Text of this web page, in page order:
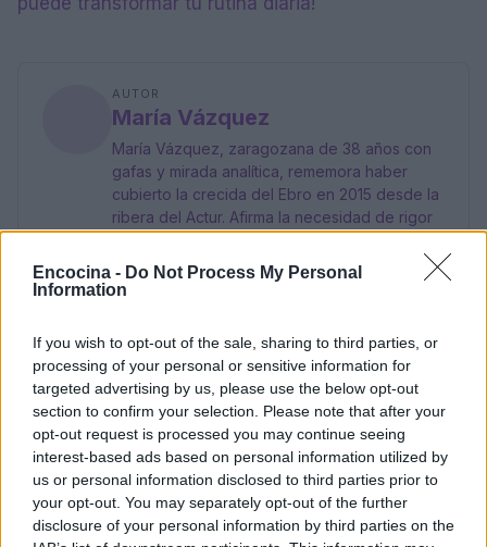
Encocina - Do Not Process My Personal
Information
If you wish to opt-out of the sale, sharing to third parties, or
processing of your personal or sensitive information for
targeted advertising by us, please use the below opt-out
section to confirm your selection. Please note that after your
opt-out request is processed you may continue seeing
interest-based ads based on personal information utilized by
us or personal information disclosed to third parties prior to
your opt-out. You may separately opt-out of the further
disclosure of your personal information by third parties on the
AUTOR
María Vázquez
María Vázquez, zaragozana de 38 años con
gafas y mirada analítica, rememora haber
cubierto la crecida del Ebro en 2015 desde la
ribera del Actur. Afirma la necesidad de rigor
Historia por la Universidad de Zaragoza y
mantiene una columna semanal sobre vida